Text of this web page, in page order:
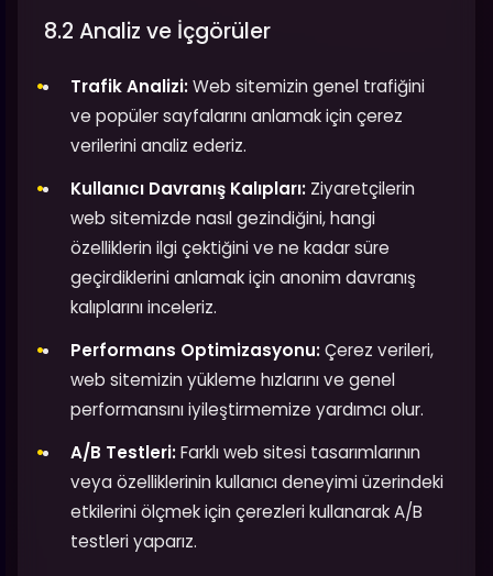
8.2 Analiz ve İçgörüler
Trafik Analizi:Web sitemizin genel trafiğini
ve popüler sayfalarını anlamak için çerez
verilerini analiz ederiz.
Kullanıcı Davranış Kalıpları: Ziyaretçilerin
web sitemizde nasıl gezindiğini, hangi
özelliklerin ilgi çektiğini ve ne kadar süre
geçirdiklerini anlamak için anonim davranış
kalıplarını inceleriz.
Performans Optimizasyonu:Çerez verileri,
web sitemizin yükleme hızlarını ve genel
performansını iyileştirmemize yardımcı olur.
A/B Testleri:Farklı web sitesi tasarımlarının
veya özelliklerinin kullanıcı deneyimi üzerindeki
etkilerini ölçmek için çerezleri kullanarak A/B
testleri yaparız.